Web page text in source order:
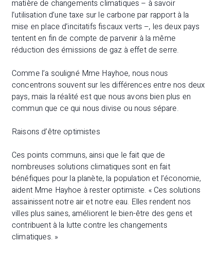
matière de changements climatiques – à savoir
l’utilisation d’une taxe sur le carbone par rapport à la
mise en place d’incitatifs fiscaux verts –, les deux pays
tentent en fin de compte de parvenir à la même
réduction des émissions de gaz à effet de serre.
Comme l’a souligné Mme Hayhoe, nous nous
concentrons souvent sur les différences entre nos deux
pays, mais la réalité est que nous avons bien plus en
commun que ce qui nous divise ou nous sépare.
Raisons d’être optimistes
Ces points communs, ainsi que le fait que de
nombreuses solutions climatiques sont en fait
bénéfiques pour la planète, la population et l’économie,
aident Mme Hayhoe à rester optimiste. « Ces solutions
assainissent notre air et notre eau. Elles rendent nos
villes plus saines, améliorent le bien-être des gens et
contribuent à la lutte contre les changements
climatiques. »